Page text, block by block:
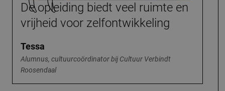
De opleiding biedt veel ruimte en
vrijheid voor zelfontwikkeling
Tessa
Alumnus, cultuurcoördinator bij Cultuur Verbindt
Roosendaal